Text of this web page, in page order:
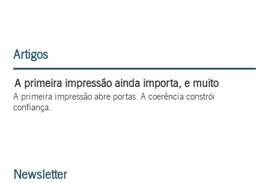
Artigos
A primeira impressão ainda importa, e muito
A primeira impressão abre portas. A coerência constrói
confiança.
Newsletter